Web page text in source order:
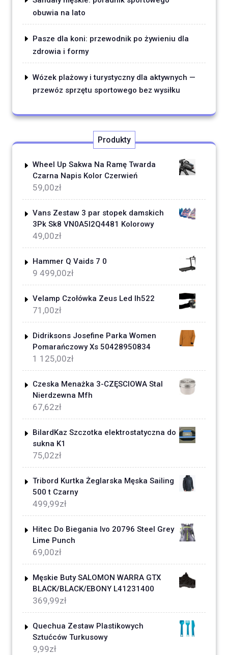
obuwia na lato
Pasze dla koni: przewodnik po żywieniu dla
zdrowia i formy
Wózek plażowy i turystyczny dla aktywnych —
przewóz sprzętu sportowego bez wysiłku
Produkty
Wheel Up Sakwa Na Ramę Twarda
Czarna Napis Kolor Czerwień
59,00zł
Vans Zestaw 3 par stopek damskich
3Pk Sk8 VN0A5I2Q4481 Kolorowy
49,00zł
Hammer Q Vaids 7 0
9 499,00zł
Velamp Czołówka Zeus Led Ih522
71,00zł
Didriksons Josefine Parka Women
Pomarańczowy Xs 50428950834
1 125,00zł
Czeska Menażka 3-CZĘSCIOWA Stal
Nierdzewna Mfh
67,62zł
BilardKaz Szczotka elektrostatyczna do
sukna K1
75,02zł
Tribord Kurtka Żeglarska Męska Sailing
500 t Czarny
499,99zł
Hitec Do Biegania Ivo 20796 Steel Grey
Lime Punch
69,00zł
Męskie Buty SALOMON WARRA GTX
BLACK/BLACK/EBONY L41231400
369,99zł
Quechua Zestaw Plastikowych
Sztućców Turkusowy
9,99zł